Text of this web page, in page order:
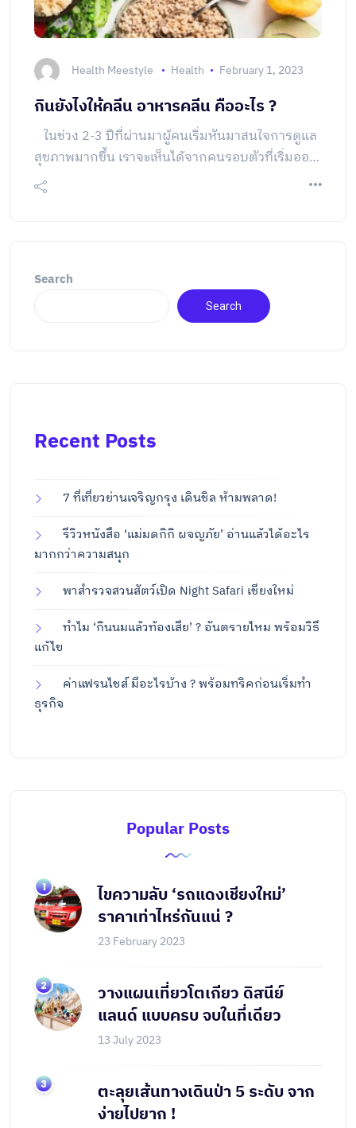
Health Meestyle Health February 1, 2023
กินยังไงให้คลีน อาหารคลีน คืออะไร ?
ในช่วง 2-3 ปีที่ผ่านมาผู้คนเริ่มหันมาสนใจการดูแล
สุขภาพมากขึ้น เราจะเห็นได้จากคนรอบตัวที่เริ่มออก
กำลังเพื่อให้ร่างกายแข็งแรง มากกว่าการออกกำลัง
แต่โดยแท้จริงแล้วอาหารคลีนหมายถึงอะไรกันแน่ จะ
ใช่แค่เรื่องการกินผัก กินธัญพืชหรือเปล่า …
Search
Search
Recent Posts
7 ที่เที่ยวย่านเจริญกรุง เดินชิล ห้ามพลาด!
รีวิวหนังสือ ‘แม่มดกิกิ ผจญภัย’ อ่านแล้วได้อะไร
มากกว่าความสนุก
พาสำรวจสวนสัตว์เปิด Night Safari เชียงใหม่
ทำไม ‘กินนมแล้วท้องเสีย’ ? อันตรายไหม พร้อมวิธี
แก้ไข
ค่าแฟรนไชส์ มีอะไรบ้าง ? พร้อมทริคก่อนเริ่มทำ
ธุรกิจ
Popular Posts
ไขความลับ ‘รถแดงเชียงใหม่’
ราคาเท่าไหร่กันแน่ ?
23 February 2023
วางแผนเที่ยวโตเกียว ดิสนีย์
แลนด์ แบบครบ จบในที่เดียว
13 July 2023
ตะลุยเส้นทางเดินป่า 5 ระดับ จาก
ง่ายไปยาก !